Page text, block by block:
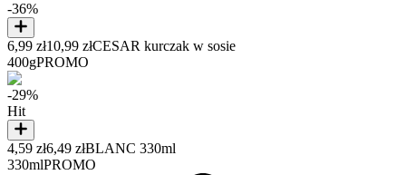
-36%
6,99 zł10,99 złCESAR kurczak w sosie
400gPROMO
-29%
Hit
4,59 zł6,49 złBLANC 330ml
330mlPROMO